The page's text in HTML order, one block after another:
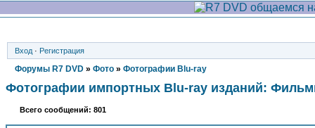
Вход · Регистрация
Форумы R7 DVD » Фото » Фотографии Blu-ray
Фотографии импортных Blu-ray изданий:
Всего сообщений: 801